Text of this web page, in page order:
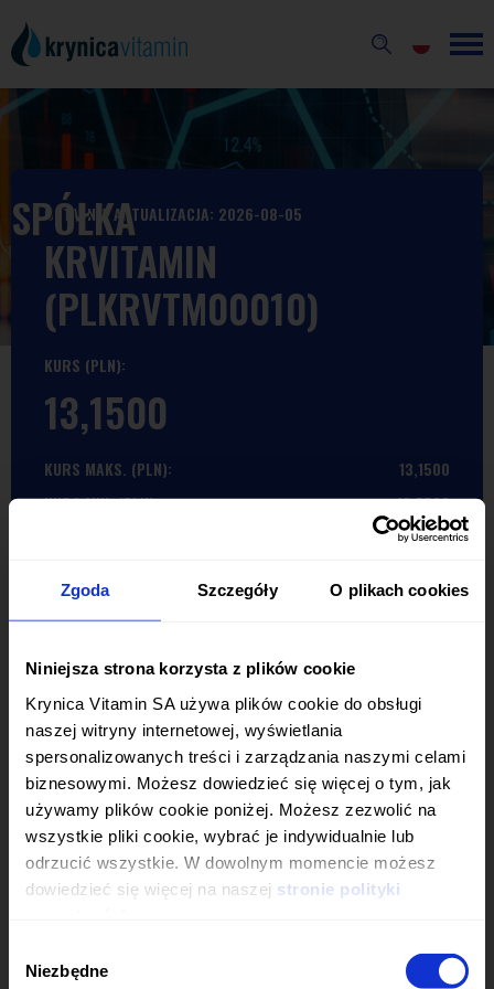
Zgoda Szczegóły O plikach cookies
Niniejsza strona korzysta z plików cookie
Krynica Vitamin SA używa plików cookie do obsługi
naszej witryny internetowej, wyświetlania
spersonalizowanych treści i zarządzania naszymi celami
biznesowymi. Możesz dowiedzieć się więcej o tym, jak
używamy plików cookie poniżej. Możesz zezwolić na
wszystkie pliki cookie, wybrać je indywidualnie lub
odrzucić wszystkie. W dowolnym momencie możesz
dowiedzieć się więcej na naszej stronie polityki
zgody
Niezbędne
SPÓŁKA
OSTATNIA AKTUALIZACJA: 2026-08-05
KRVITAMIN
(PLKRVTM00010)
KURS (PLN):
13,1500
KURS MAKS. (PLN):
13,1500
KURS MIN. (PLN):
12,7500
WALNE ZGROMADZENIE
POWRÓT
07.06.2021
NADZWYCZAJNE
WALNE
ZGROMADZENIE
CZY MASZ SKOŃCZONE
18 LAT?